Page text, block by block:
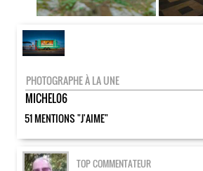
PHOTOGRAPHE À LA UNE
MICHEL06
51 MENTIONS "J'AIME"
TOP COMMENTATEUR